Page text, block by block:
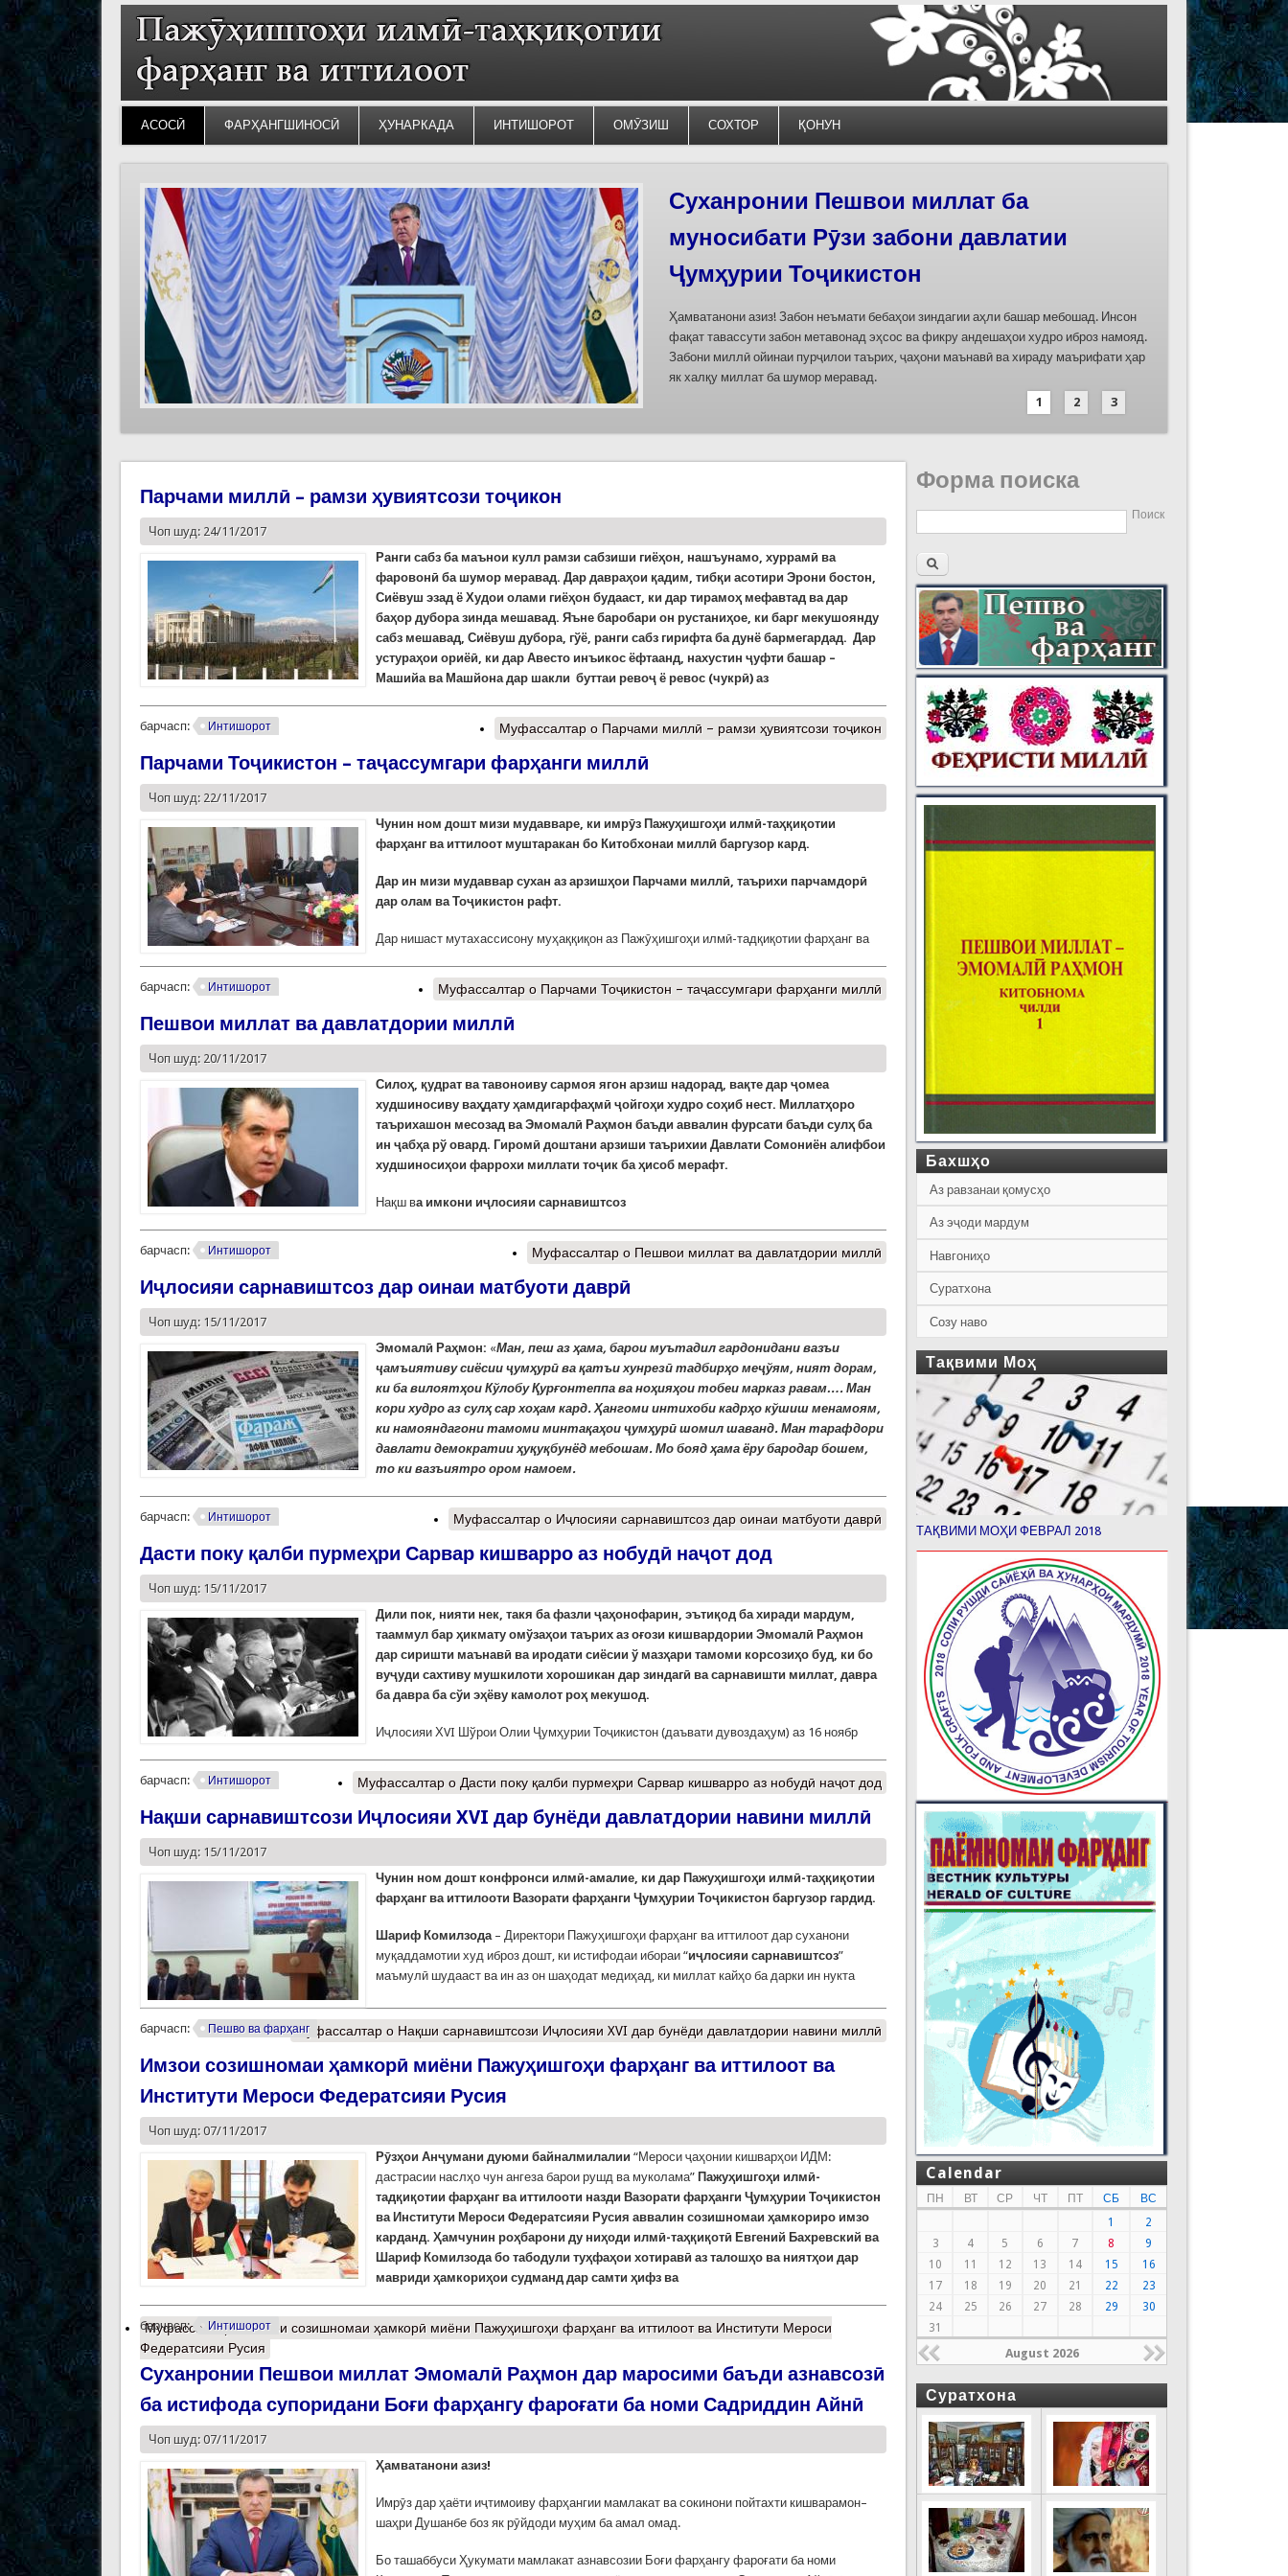
АСОСӢ ФАРҲАНГШИНОСӢ ҲУНАРКАДА ИНТИШОРОТ ОМӮЗИШ СОХТОР ҚОНУН
Силсилаи ёдгориҳои роҳи абрешим
барои сабт дар феҳристи ЮНЕСКО
омода мешаванд
Дар бахшҳои семинар вазъи омодасозии ҳуҷҷатҳои номинатсияҳои муштараки
кишварҳои Осиёи Марказӣ, аз он ҷумла номинатсияи “Роҳи абрешим: гузаргоҳи
минтақавии Фарғона-Сирдарё», ки аз ҷониби ҷумҳуриҳои Қазоқистон, Қирғизистон,
Тоҷикистон ва Ўзбекистон пешниҳод хоҳад шуд
1
2 3
Парчами миллӣ – рамзи ҳувиятсози тоҷикон
Чоп шуд: 24/11/2017
Ранги сабз ба маънои кулл рамзи сабзиши гиёҳон, нашъунамо, хуррамӣ ва
фаровонӣ ба шумор меравад. Дар давраҳои қадим, тибқи асотири Эрони бостон,
Сиёвуш эзад ё Худои олами гиёҳон будааст, ки дар тирамоҳ мефавтад ва дар
баҳор дубора зинда мешавад. Яъне баробари он рустаниҳое, ки барг мекушоянду
сабз мешавад, Сиёвуш дубора, гўё, ранги сабз гирифта ба дунё бармегардад. Дар
устураҳои ориёӣ, ки дар Авесто инъикос ёфтаанд, нахустин ҷуфти башар –
Машийа ва Машйона дар шакли буттаи ревоҷ ё ревос (чукрӣ) аз
барчасп: Интишорот Муфассалтар о Парчами миллӣ – рамзи ҳувиятсози тоҷикон
Парчами Тоҷикистон – таҷассумгари фарҳанги миллӣ
Чоп шуд: 22/11/2017
Чунин ном дошт мизи мудавваре, ки имрӯз Пажуҳишгоҳи илмӣ-таҳқиқотии
фарҳанг ва иттилоот муштаракан бо Китобхонаи миллӣ баргузор кард.
Дар ин мизи мудаввар сухан аз арзишҳои Парчами миллӣ, таърихи парчамдорӣ
дар олам ва Тоҷикистон рафт.
Дар нишаст мутахассисону муҳаққиқон аз Пажӯҳишгоҳи илмӣ-тадқиқотии фарҳанг ва
барчасп: Интишорот Муфассалтар о Парчами Тоҷикистон – таҷассумгари фарҳанги миллӣ
Пешвои миллат ва давлатдории миллӣ
Чоп шуд: 20/11/2017
Силоҳ, қудрат ва тавоноиву сармоя ягон арзиш надорад, вақте дар ҷомеа
худшиносиву ваҳдату ҳамдигарфаҳмӣ ҷойгоҳи худро соҳиб нест. Миллатҳоро
таърихашон месозад ва Эмомалӣ Раҳмон баъди аввалин фурсати баъди сулҳ ба
ин ҷабҳа рў овард. Гиромӣ доштани арзиши таърихии Давлати Сомониён алифбои
худшиносиҳои фаррохи миллати тоҷик ба ҳисоб мерафт.
Нақш ва имкони иҷлосияи сарнавиштсоз
барчасп: Интишорот Муфассалтар о Пешвои миллат ва давлатдории миллӣ
Иҷлосияи сарнавиштсоз дар оинаи матбуоти даврӣ
Чоп шуд: 15/11/2017
Эмомалӣ Раҳмон: «Ман, пеш аз ҳама, барои муътадил гардонидани вазъи
ҷамъиятиву сиёсии ҷумҳурӣ ва қатъи хунрезӣ тадбирҳо меҷўям, ният дорам,
ки ба вилоятҳои Кўлобу Қурғонтеппа ва ноҳияҳои тобеи марказ равам…. Ман
кори худро аз сулҳ сар хоҳам кард. Ҳангоми интихоби кадрҳо кўшиш менамоям,
ки намояндагони тамоми минтақаҳои ҷумҳурӣ шомил шаванд. Ман тарафдори
давлати демократии ҳуқуқбунёд мебошам. Мо бояд ҳама ёру бародар бошем,
то ки вазъиятро ором намоем.
барчасп: Интишорот Муфассалтар о Иҷлосияи сарнавиштсоз дар оинаи матбуоти даврӣ
Дасти поку қалби пурмеҳри Сарвар кишварро аз нобудӣ наҷот дод
Чоп шуд: 15/11/2017
Дили пок, нияти нек, такя ба фазли ҷаҳонофарин, эътиқод ба хиради мардум,
тааммул бар ҳикмату омўзаҳои таърих аз оғози кишвардории Эмомалӣ Раҳмон
дар сиришти маънавӣ ва иродати сиё­сии ў мазҳари тамоми корсозиҳо буд, ки бо
вуҷуди сахтиву мушкилоти хорошикан дар зиндагӣ ва сарна­вишти миллат, давра
ба давра ба сўи эҳёву камолот роҳ мекушод.
Иҷлосияи ХVI Шўрои Олии Ҷумҳурии Тоҷикистон (даъвати ду­воз­даҳум) аз 16 ноябр
барчасп: Интишорот Муфассалтар о Дасти поку қалби пурмеҳри Сарвар кишварро аз нобудӣ наҷот дод
Нақши сарнавиштсози Иҷлосияи XVI дар бунёди давлатдории навини миллӣ
Чоп шуд: 15/11/2017
Чунин ном дошт конфронси илмӣ-амалие, ки дар Пажуҳишгоҳи илмӣ-таҳқиқотии
фарҳанг ва иттилооти Вазорати фарҳанги Ҷумҳурии Тоҷикистон баргузор гардид.
Шариф Комилзода– Директори Пажуҳишгоҳи фарҳанг ва иттилоот дар суханони
муқаддамотии худ иброз дошт, ки истифодаи ибораи “иҷлосияи сарнавиштсоз”
маъмулӣ шудааст ва ин аз он шаҳодат медиҳад, ки миллат кайҳо ба дарки ин нукта
барчасп: Пешво ва фарҳангМуфассалтар о Нақши сарнавиштсози Иҷлосияи XVI дар бунёди давлатдории навини миллӣ
Имзои созишномаи ҳамкорӣ миёни Пажуҳишгоҳи фарҳанг ва иттилоот ва
Институти Мероси Федератсияи Русия
Чоп шуд: 07/11/2017
Рӯзҳои Анҷумани дуюми байналмилалии “Мероси ҷаҳонии кишварҳои ИДМ:
дастрасии наслҳо чун ангеза барои рушд ва муколама” Пажуҳишгоҳи илмӣ-
тадқиқотии фарҳанг ва иттилооти назди Вазорати фарҳанги Ҷумҳурии Тоҷикистон
ва Институти Мероси Федератсияи Русия аввалин созишномаи ҳамкориро имзо
карданд. Ҳамчунин роҳбарони ду ниҳоди илмӣ-таҳқиқотӣ Евгений Бахревский ва
Шариф Комилзода бо табодули туҳфаҳои хотиравӣ аз талошҳо ва ниятҳои дар
мавриди ҳамкориҳои судманд дар самти ҳифз ва
барчасп: Интишорот
Муфассалтаро Имзои созишномаи ҳамкорӣ миёни Пажуҳишгоҳи фарҳанг ва иттилоот ва Институти Мероси
Федератсияи Русия
Суханронии Пешвои миллат Эмомалӣ Раҳмон дар маросими баъди азнавсозӣ
ба истифода супоридани Боғи фарҳангу фароғати ба номи Садриддин Айнӣ
Чоп шуд: 07/11/2017
Ҳамватанони азиз!
Имрӯз дар ҳаёти иҷтимоиву фарҳангии мамлакат ва сокинони пойтахти кишварамон–
шаҳри Душанбе боз як рӯйдоди муҳим ба амал омад.
Бо ташаббуси Ҳукумати мамлакат азнавсозии Боғи фарҳангу фароғати ба номи
Форма поиска
Поиск
Бахшҳо
Аз равзанаи қомусҳо
Аз эҷоди мардум
Навгониҳо
Суратхона
Созу наво
Тақвими Моҳ
ТАҚВИМИ МОҲИ ФЕВРАЛ 2018
Calendar
ПН ВТ СР ЧТ ПТ СБ
ВС
1
2
3
4 5 6 7 8
9
10
11 12 13 14 15
16
17
18 19 20 21 22
23
24
25 26 27 28 29
30
31
August 2026
Суратхона